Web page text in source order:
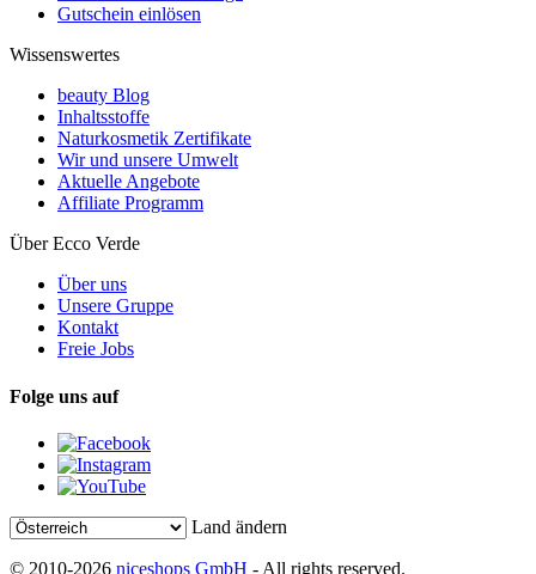
Gutschein einlösen
Wissenswertes
beauty Blog
Inhaltsstoffe
Naturkosmetik Zertifikate
Wir und unsere Umwelt
Aktuelle Angebote
Affiliate Programm
Über Ecco Verde
Über uns
Unsere Gruppe
Kontakt
Freie Jobs
Folge uns auf
Land ändern
© 2010-2026 niceshops GmbH - All rights reserved.